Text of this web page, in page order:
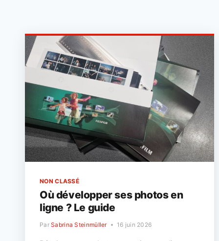
NON CLASSÉ
Où développer ses photos en
ligne ? Le guide
Par Sabrina Steinmüller 16 juin 2026